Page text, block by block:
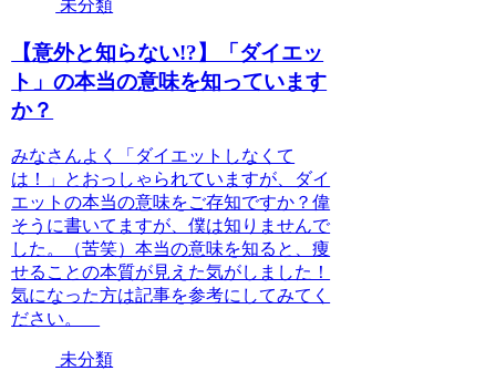
未分類
【意外と知らない!?】「ダイエッ
ト」の本当の意味を知っています
か？
みなさんよく「ダイエットしなくて
は！」とおっしゃられていますが、ダイ
エットの本当の意味をご存知ですか？偉
そうに書いてますが、僕は知りませんで
した。（苦笑）本当の意味を知ると、痩
せることの本質が見えた気がしました！
気になった方は記事を参考にしてみてく
ださい。
未分類